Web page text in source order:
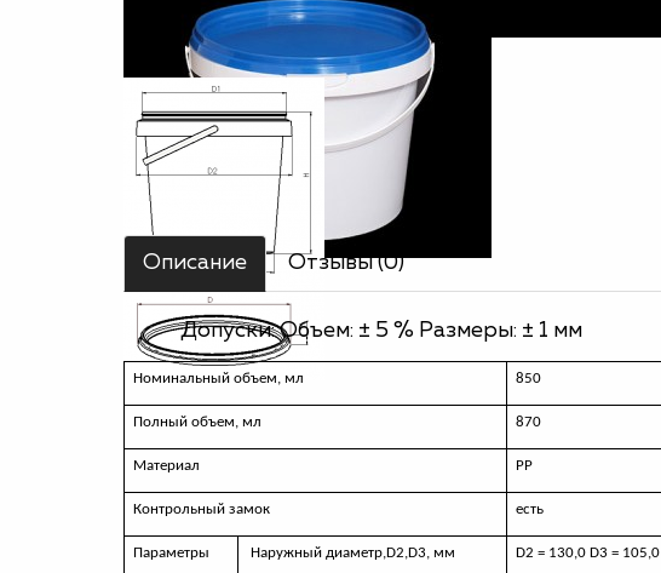
Описание Отзывы (0)
Допуски: Объем: ± 5 % Размеры: ± 1 мм
Номинальный объем, мл 850
Полный объем, мл 870
Материал РР
Контрольный замок есть
Параметры
Наружный диаметр,D2,D3, мм D2 = 130,0 D3 = 105,0